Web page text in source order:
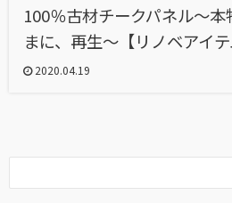
100％古材チークパネル～
まに、再生～【リノベアイテ
2020.04.19